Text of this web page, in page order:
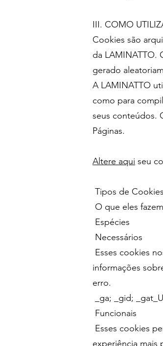
III. COMO
Cookies são
da LAMINATTO.
gerado
A LAMINATTO
como para
seus conteúdos.
Páginas.
Altere aqui seu
Tipos de Cookies
O que eles
Espécies
Necessários
Esses cookies
informações
erro.
_ga; _gid;
Funcionais
Esses cookies
experiência mais